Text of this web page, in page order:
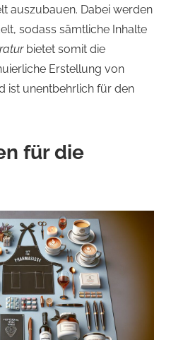
auszubauen. Dabei werden
sodass sämtliche Inhalte
bietet somit die
Erstellung von
ist unentbehrlich für den
für die